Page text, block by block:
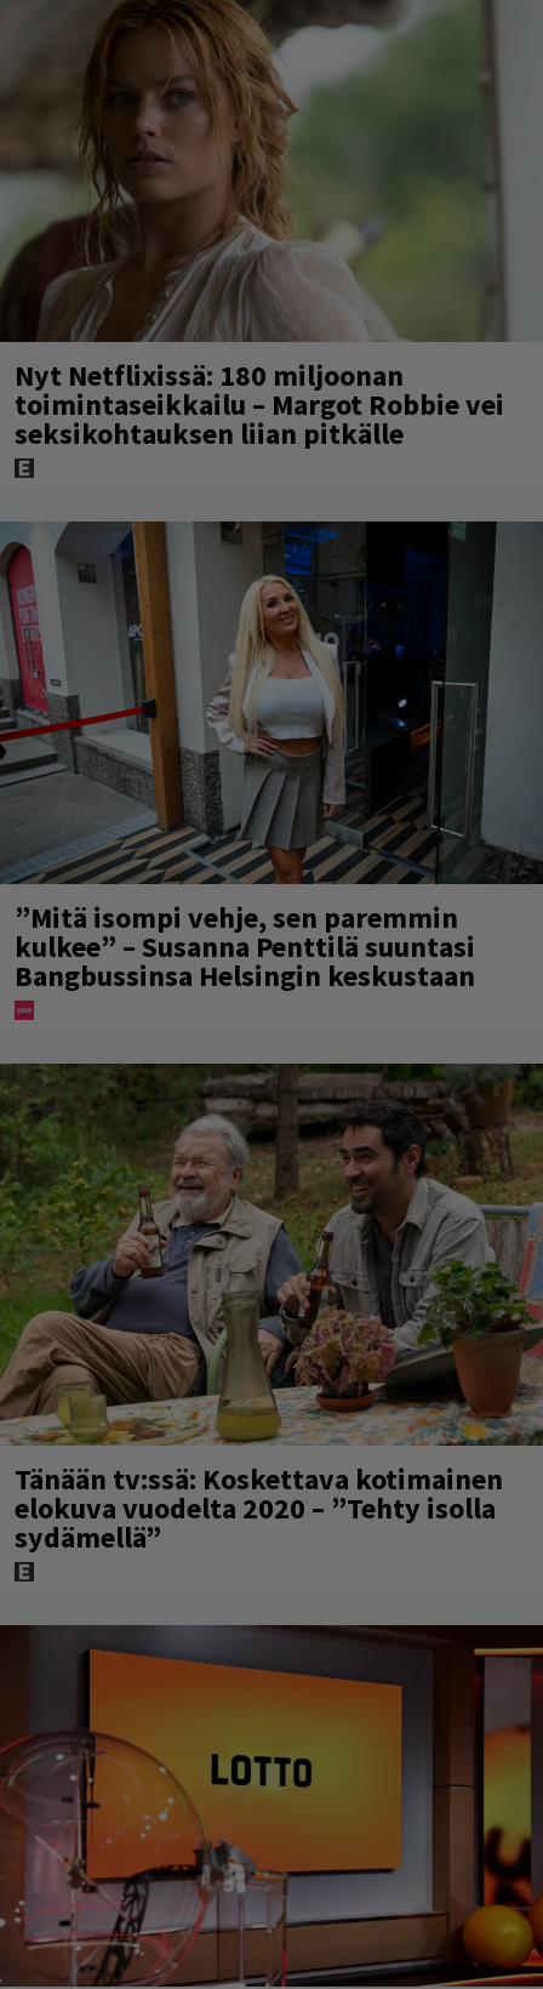
Nyt Netflixissä: 180 miljoonan
toimintaseikkailu – Margot Robbie vei
seksikohtauksen liian pitkälle
”Mitä isompi vehje, sen paremmin
kulkee” – Susanna Penttilä suuntasi
Bangbussinsa Helsingin keskustaan
Tänään tv:ssä: Koskettava kotimainen
elokuva vuodelta 2020 – ”Tehty isolla
sydämellä”